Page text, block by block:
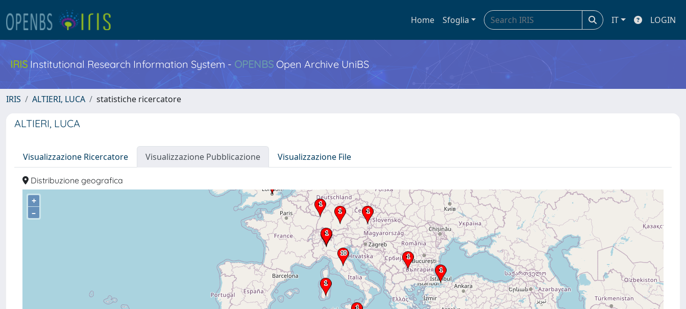
Home Sfoglia IT LOGIN
IRIS Institutional Research Information System - OPENBS Open Archive UniBS
IRIS ALTIERI, LUCA statistiche ricercatore
ALTIERI, LUCA
Visualizzazione Ricercatore Visualizzazione Pubblicazione Visualizzazione File
Distribuzione geografica
+
–